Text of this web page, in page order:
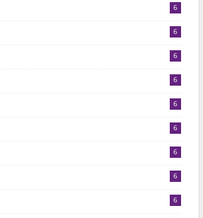
6
6
6
6
6
6
6
6
6